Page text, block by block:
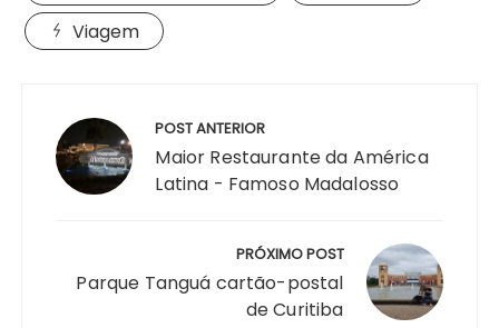
Viagem
Post
POST ANTERIOR
Maior Restaurante da América
Latina - Famoso Madalosso
PRÓXIMO POST
Parque Tanguá cartão-postal
de Curitiba